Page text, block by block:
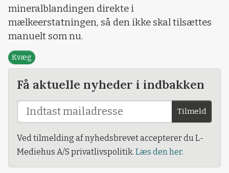
mineralblandingen direkte i
mælkeerstatningen, så den ikke skal tilsættes
manuelt som nu.
Kvæg
Få aktuelle nyheder i indbakken
Tilmeld
Ved tilmelding af nyhedsbrevet accepterer du L-
Mediehus A/S privatlivspolitik. Læs den her.